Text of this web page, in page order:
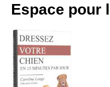
Espace pour